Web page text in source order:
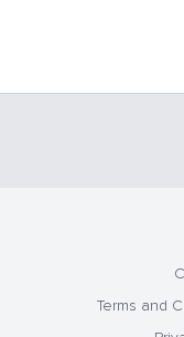
Terms and